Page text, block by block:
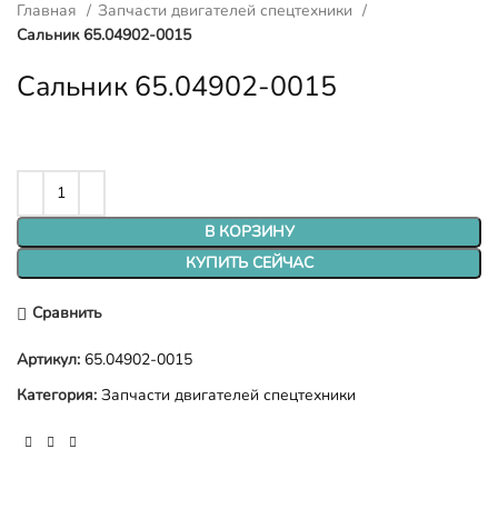
Главная
Запчасти двигателей спецтехники
Сальник 65.04902-0015
Сальник 65.04902-0015
В КОРЗИНУ
КУПИТЬ СЕЙЧАС
Сравнить
Артикул: 65.04902-0015
Категория: Запчасти двигателей спецтехники